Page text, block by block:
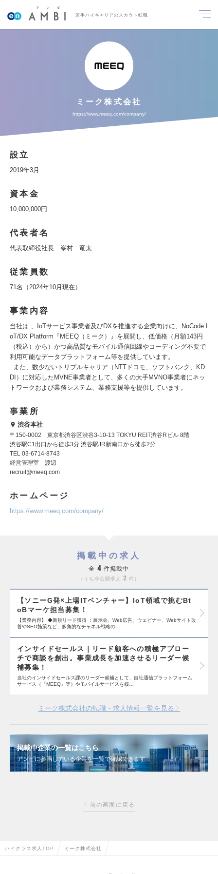
若手ハイキャリアのスカウト転職
ミーク株式会社
https://www.meeq.com/company/
設立
2019年3月
資本金
10,000,000円
代表者名
代表取締役社長 峯村 竜太
従業員数
71名（2024年10月現在）
事業内容
当社は 、IoTサービス事業者及びDXを推進する企業向けに、NoCode I
oT/DX Platform『MEEQ（ミーク）』を展開し、低価格（月額143円
（税込）から）かつ高品質なモバイル通信回線やコーディング不要で
利用可能なデータプラットフォーム等を提供しています。
また、数少ないトリプルキャリア（NTTドコモ、ソフトバンク、KD
DI）に対応したMVNE事業者として、多くの大手MVNO事業者にネッ
トワークおよび業務システム、業務支援等を提供しています。
事業所
渋谷本社
〒150-0002 東京都渋谷区渋谷3-10-13 TOKYU REIT渋谷Rビル 8階
渋谷駅C1出口から徒歩3分 渋谷駅JR新南口から徒歩2分
TEL 03-6714-8743
経営管理室 渡辺
recruit@meeq.com
ホームページ
https://www.meeq.com/company/
掲載中の求人
全 4 件掲載中
うち非公開求人 2 件
【ソニーG発×上場ITベンチャー】IoT領域で挑むBt
oBマーケ担当募集！
【業務内容】 ◆新規リード獲得 ：展示会、Web広告、ウェビナー、Webサイト改
善やSEO施策など、多角的なチャネル戦略の…
インサイドセールス｜リード顧客への積極アプロー
チで商談を創出。事業成長を加速させるリーダー候
補募集！
当社のインサイドセールス課のリーダー候補として、自社通信プラットフォーム
サービス（『MEEQ』等）やモバイルサービスを核…
ミーク株式会社の転職・求人情報一覧を見る
掲載中企業の一覧はこちら
アンビに参画している企業を一覧で確認できます
前の画面に戻る
ハイクラス求人TOP ミーク株式会社